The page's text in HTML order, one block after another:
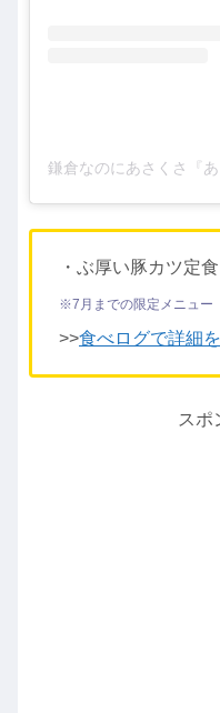
・ぶ厚い豚カツ定
※7月までの限定メニュー
>>食べログで詳細
スポ